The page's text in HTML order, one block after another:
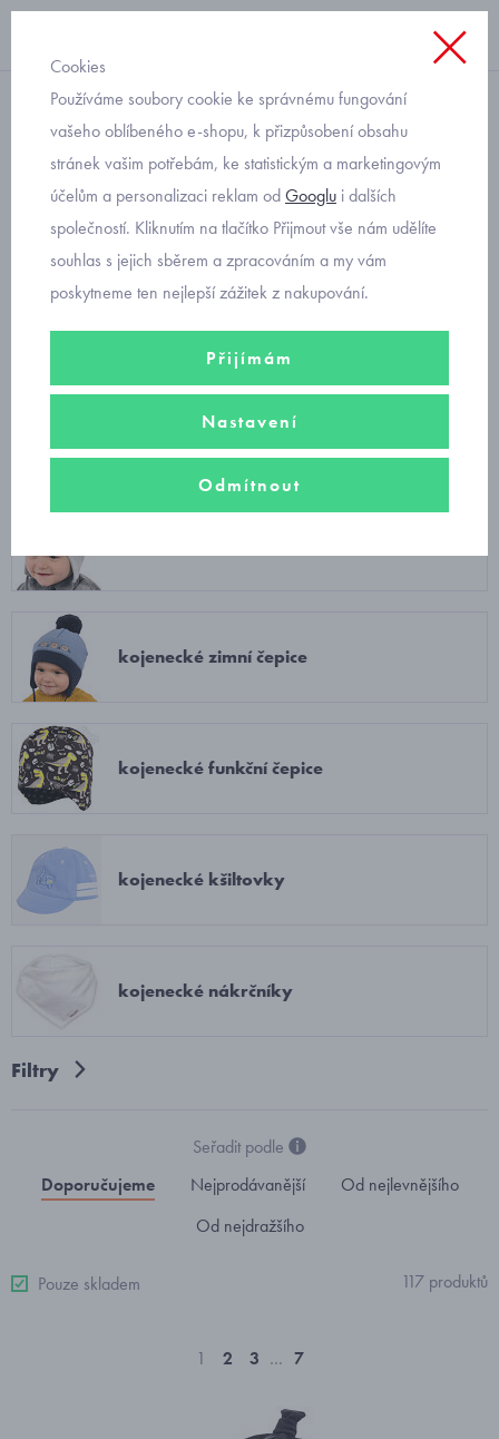
Kojenecké pro chlapečky
čepička kojenecká
V nabídce kojeneckézavazovací bavlněné čepičky
kvalitníletní i zimní kojenecké čepičkya nákrčníky. Kojenecké
kojenecké letní čepičky
kojenecké zimní čepice
kojenecké funkční čepice
kojenecké kšiltovky
kojenecké nákrčníky
Filtry
Seřadit podle
Doporučujeme
Nejprodávanější
Od nejlevnějšího
Od nejdražšího
Pouze skladem 117 produktů
1 2 3 … 7
Cookies
Používáme soubory cookie ke správnému fungování
vašeho oblíbeného e-shopu, k přizpůsobení obsahu
stránek vašim potřebám, ke statistickým a marketingovým
účelům a personalizaci reklam odGooglu i dalších
společností. Kliknutím na tlačítko Přijmout vše nám udělíte
souhlas s jejich sběrem a zpracováním a my vám
poskytneme ten nejlepší zážitek z nakupování.
Přijímám
Nastavení
Odmítnout